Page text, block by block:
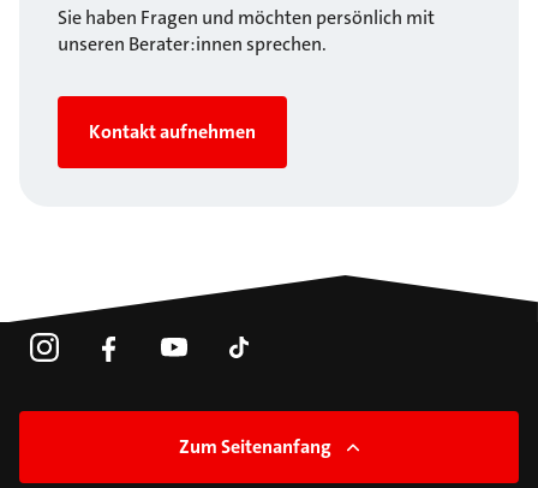
Sie haben Fragen und möchten persönlich mit
unseren Berater:innen sprechen.
Kontakt aufnehmen
Zum Seitenanfang